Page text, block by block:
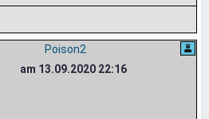
Poison2
am 13.09.2020 22:16